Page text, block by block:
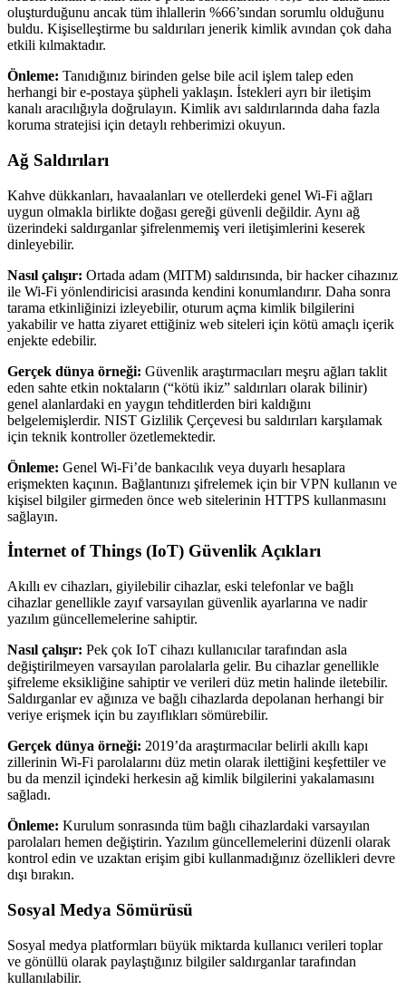
oluşturduğunu ancak tüm ihlallerin %66’sından sorumlu olduğunu
buldu. Kişiselleştirme bu saldırıları jenerik kimlik avından çok daha
etkili kılmaktadır.
Önleme: Tanıdığınız birinden gelse bile acil işlem talep eden
herhangi bir e-postaya şüpheli yaklaşın. İstekleri ayrı bir iletişim
kanalı aracılığıyla doğrulayın. Kimlik avı saldırılarında daha fazla
koruma stratejisi için detaylı rehberimizi okuyun.
Ağ Saldırıları
Kahve dükkanları, havaalanları ve otellerdeki genel Wi-Fi ağları
uygun olmakla birlikte doğası gereği güvenli değildir. Aynı ağ
üzerindeki saldırganlar şifrelenmemiş veri iletişimlerini keserek
dinleyebilir.
Nasıl çalışır: Ortada adam (MITM) saldırısında, bir hacker cihazınız
ile Wi-Fi yönlendiricisi arasında kendini konumlandırır. Daha sonra
tarama etkinliğinizi izleyebilir, oturum açma kimlik bilgilerini
yakabilir ve hatta ziyaret ettiğiniz web siteleri için kötü amaçlı içerik
enjekte edebilir.
Gerçek dünya örneği: Güvenlik araştırmacıları meşru ağları taklit
eden sahte etkin noktaların (“kötü ikiz” saldırıları olarak bilinir)
genel alanlardaki en yaygın tehditlerden biri kaldığını
belgelemişlerdir. NIST Gizlilik Çerçevesi bu saldırıları karşılamak
için teknik kontroller özetlemektedir.
Önleme: Genel Wi-Fi’de bankacılık veya duyarlı hesaplara
erişmekten kaçının. Bağlantınızı şifrelemek için bir VPN kullanın ve
kişisel bilgiler girmeden önce web sitelerinin HTTPS kullanmasını
sağlayın.
İnternet of Things (IoT) Güvenlik Açıkları
Akıllı ev cihazları, giyilebilir cihazlar, eski telefonlar ve bağlı
cihazlar genellikle zayıf varsayılan güvenlik ayarlarına ve nadir
yazılım güncellemelerine sahiptir.
Nasıl çalışır: Pek çok IoT cihazı kullanıcılar tarafından asla
değiştirilmeyen varsayılan parolalarla gelir. Bu cihazlar genellikle
şifreleme eksikliğine sahiptir ve verileri düz metin halinde iletebilir.
Saldırganlar ev ağınıza ve bağlı cihazlarda depolanan herhangi bir
veriye erişmek için bu zayıflıkları sömürebilir.
Gerçek dünya örneği: 2019’da araştırmacılar belirli akıllı kapı
zillerinin Wi-Fi parolalarını düz metin olarak ilettiğini keşfettiler ve
bu da menzil içindeki herkesin ağ kimlik bilgilerini yakalamasını
sağladı.
Önleme: Kurulum sonrasında tüm bağlı cihazlardaki varsayılan
parolaları hemen değiştirin. Yazılım güncellemelerini düzenli olarak
kontrol edin ve uzaktan erişim gibi kullanmadığınız özellikleri devre
dışı bırakın.
Sosyal Medya Sömürüsü
Sosyal medya platformları büyük miktarda kullanıcı verileri toplar
ve gönüllü olarak paylaştığınız bilgiler saldırganlar tarafından
kullanılabilir.